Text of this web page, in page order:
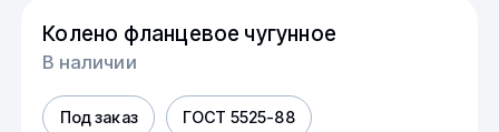
Колено фланцевое чугунное
В наличии
Под заказ ГОСТ 5525-88